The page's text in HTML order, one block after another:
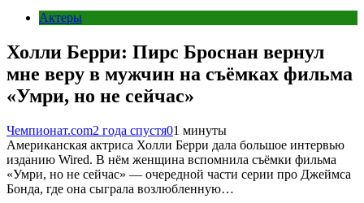
Актеры
Холли Берри: Пирс Броснан вернул
мне веру в мужчин на съёмках фильма
«Умри, но не сейчас»
Чемпионат.com2 года спустя01 минуты
Американская актриса Холли Берри дала большое интервью
изданию Wired. В нём женщина вспомнила съёмки фильма
«Умри, но не сейчас» — очередной части серии про Джеймса
Бонда, где она сыграла возлюбленную…